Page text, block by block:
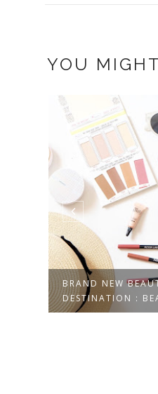
YOU
BRAND NEW
DESTINATION :